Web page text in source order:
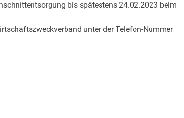
bis spätestens 24.02.2023 beim
unter der Telefon-Nummer